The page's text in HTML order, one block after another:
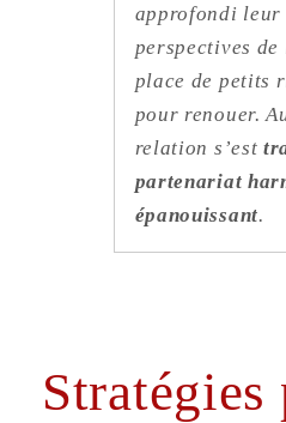
approfondi leur
perspectives de
place de petits
pour renouer.
relation s’est
partenariat
épanouissant.
Stratégies